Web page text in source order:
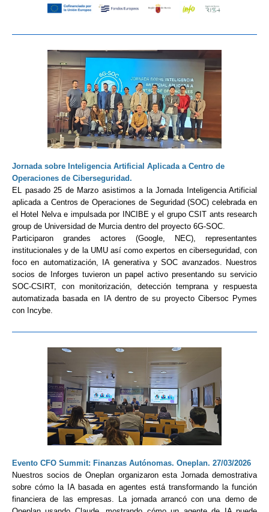
Jornada sobre Inteligencia Artificial Aplicada a Centro de
Operaciones de Ciberseguridad.
EL pasado 25 de Marzo asistimos a la Jornada Inteligencia Artificial
aplicada a Centros de Operaciones de Seguridad (SOC) celebrada en
el Hotel Nelva e impulsada por INCIBE y el grupo CSIT ants research
group de Universidad de Murcia dentro del proyecto 6G-SOC.
Participaron grandes actores (Google, NEC), representantes
institucionales y de la UMU así como expertos en ciberseguridad, con
foco en automatización, IA generativa y SOC avanzados. Nuestros
socios de
Inforges tuvieron un papel activo presentando su servicio
SOC-CSIRT, con monitorización, detección temprana y respuesta
automatizada basada en IA dentro de su proyecto Cibersoc Pymes
con Incybe.
Evento CFO Summit: Finanzas Autónomas. Oneplan. 27/03/2026
Nuestros socios de Oneplan organizaron esta Jornada demostrativa
sobre cómo la IA basada en agentes está transformando la función
financiera de las empresas.
La jornada arrancó con una demo de